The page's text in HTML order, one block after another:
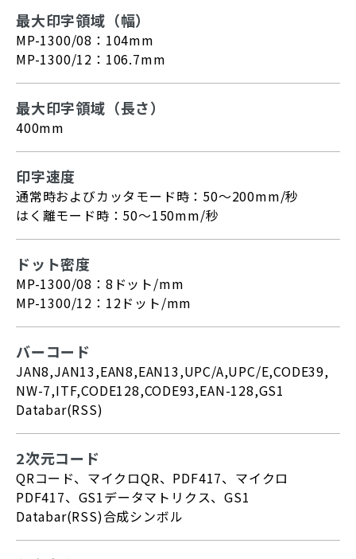
最大印字領域（幅）
MP-1300/08：104mm
MP-1300/12：106.7mm
最大印字領域（長さ）
400mm
印字速度
通常時およびカッタモード時：50～200mm/秒
はく離モード時：50～150mm/秒
ドット密度
MP-1300/08：8ドット/mm
MP-1300/12：12ドット/mm
バーコード
JAN8,JAN13,EAN8,EAN13,UPC/A,UPC/E,CODE39,
NW-7,ITF,CODE128,CODE93,EAN-128,GS1
Databar(RSS)
2次元コード
QRコード、マイクロQR、PDF417、マイクロ
PDF417、GS1データマトリクス、GS1
Databar(RSS)合成シンボル